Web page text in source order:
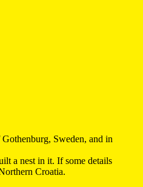
Sweden, and in
a nest in it. If some details
Croatia.